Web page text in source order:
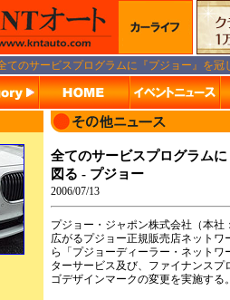
てのサービスプログラムに『プジョー』を冠
全てのサービスプログラム
図る - プジョー
2006/07/13
プジョー・ジャポン株式会社（本
広がるプジョー正規販売店ネット
ら「プジョーディーラー・ネット
ターサービス及び、ファイナンス
ゴデザインマークの変更を実施する。